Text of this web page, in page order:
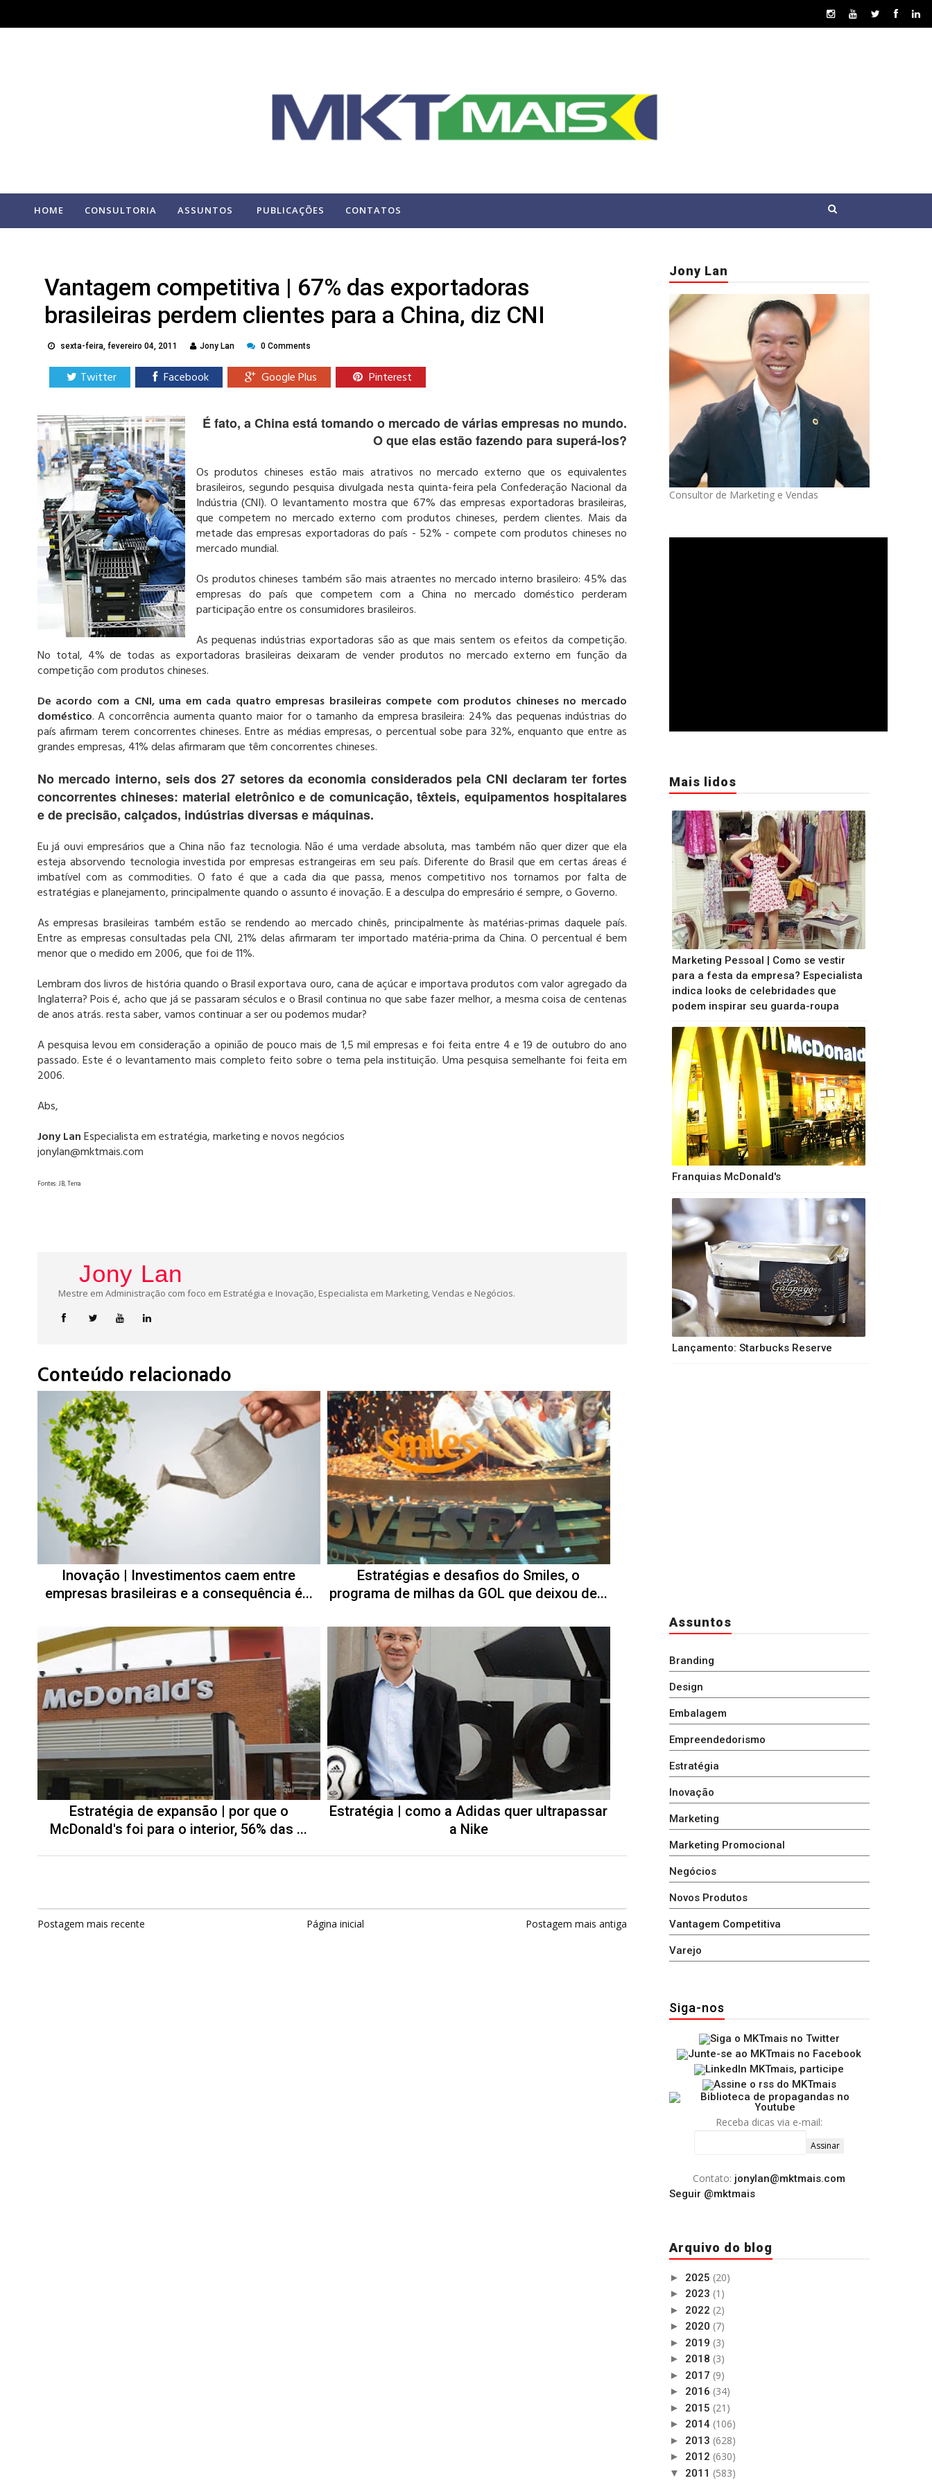
HOME CONSULTORIA ASSUNTOS PUBLICAÇÕES CONTATOS
Vantagem competitiva | 67% das exportadoras
brasileiras perdem clientes para a China, diz CNI
sexta-feira, fevereiro 04, 2011 Jony Lan 0 Comments
Twitter Facebook Google Plus Pinterest
É fato, a China está tomando o mercado de várias empresas no mundo.
O que elas estão fazendo para superá-los?
Os produtos chineses estão mais atrativos no mercado externo que os equivalentes
brasileiros, segundo pesquisa divulgada nesta quinta-feira pela Confederação Nacional da
Indústria (CNI). O levantamento mostra que 67% das empresas exportadoras brasileiras,
que competem no mercado externo com produtos chineses, perdem clientes. Mais da
metade das empresas exportadoras do país - 52% - compete com produtos chineses no
mercado mundial.
Os produtos chineses também são mais atraentes no mercado interno brasileiro: 45% das
empresas do país que competem com a China no mercado doméstico perderam
participação entre os consumidores brasileiros.
As pequenas indústrias exportadoras são as que mais sentem os efeitos da competição.
No total, 4% de todas as exportadoras brasileiras deixaram de vender produtos no mercado externo em função da
competição com produtos chineses.
De acordo com a CNI, uma em cada quatro empresas brasileiras compete com produtos chineses no mercado
doméstico. A concorrência aumenta quanto maior for o tamanho da empresa brasileira: 24% das pequenas indústrias do
país afirmam terem concorrentes chineses. Entre as médias empresas, o percentual sobe para 32%, enquanto que entre as
grandes empresas, 41% delas afirmaram que têm concorrentes chineses.
No mercado interno, seis dos 27 setores da economia considerados pela CNI declaram ter fortes
concorrentes chineses: material eletrônico e de comunicação, têxteis, equipamentos hospitalares
e de precisão, calçados, indústrias diversas e máquinas.
Eu já ouvi empresários que a China não faz tecnologia. Não é uma verdade absoluta, mas também não quer dizer que ela
esteja absorvendo tecnologia investida por empresas estrangeiras em seu país. Diferente do Brasil que em certas áreas é
imbatível com as commodities. O fato é que a cada dia que passa, menos competitivo nos tornamos por falta de
estratégias e planejamento, principalmente quando o assunto é inovação. E a desculpa do empresário é sempre, o Governo.
As empresas brasileiras também estão se rendendo ao mercado chinês, principalmente às matérias-primas daquele país.
Entre as empresas consultadas pela CNI, 21% delas afirmaram ter importado matéria-prima da China. O percentual é bem
menor que o medido em 2006, que foi de 11%.
Lembram dos livros de história quando o Brasil exportava ouro, cana de açúcar e importava produtos com valor agregado da
Inglaterra? Pois é, acho que já se passaram séculos e o Brasil continua no que sabe fazer melhor, a mesma coisa de centenas
de anos atrás. resta saber, vamos continuar a ser ou podemos mudar?
A pesquisa levou em consideração a opinião de pouco mais de 1,5 mil empresas e foi feita entre 4 e 19 de outubro do ano
passado. Este é o levantamento mais completo feito sobre o tema pela instituição. Uma pesquisa semelhante foi feita em
2006.
Abs,
Jony LanEspecialista em estratégia, marketing e novos negócios
jonylan@mktmais.com
Fontes: JB, Terra
Jony Lan
Mestre em Administração com foco em Estratégia e Inovação, Especialista em Marketing, Vendas e Negócios.
Conteúdo relacionado
Inovação | Investimentos caem entre
empresas brasileiras e a consequência é...
Estratégias e desafios do Smiles, o
programa de milhas da GOL que deixou de...
Estratégia de expansão | por que o
McDonald's foi para o interior, 56% das ...
Estratégia | como a Adidas quer ultrapassar
a Nike
Postagem mais recente Página inicial Postagem mais antiga
Jony Lan
Consultor de Marketing e Vendas
Mais lidos
Marketing Pessoal | Como se vestir
para a festa da empresa? Especialista
indica looks de celebridades que
podem inspirar seu guarda-roupa
Franquias McDonald's
Lançamento: Starbucks Reserve
Assuntos
Branding
Design
Embalagem
Empreendedorismo
Estratégia
Inovação
Marketing
Marketing Promocional
Negócios
Novos Produtos
Vantagem Competitiva
Varejo
Siga-nos
Receba dicas via e-mail:
Contato: jonylan@mktmais.com
Seguir @mktmais
Arquivo do blog
► 2025 (20)
► 2023 (1)
► 2022 (2)
► 2020 (7)
► 2019 (3)
► 2018 (3)
► 2017 (9)
► 2016 (34)
► 2015 (21)
► 2014 (106)
► 2013 (628)
► 2012 (630)
▼ 2011 (583)